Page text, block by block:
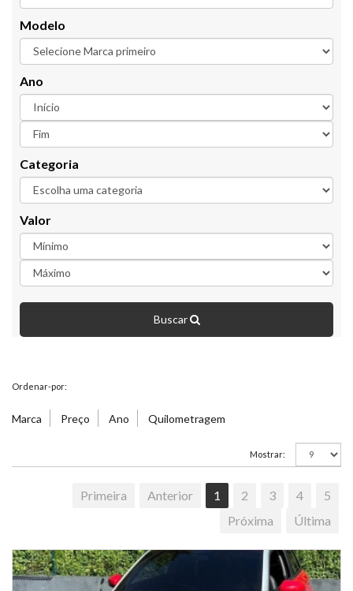
Modelo
Ano
Categoria
Valor
Buscar
Ordenar-por:
Marca Preço Ano Quilometragem
Mostrar:
Primeira Anterior 1 2 3 4
5
Próxima
Última